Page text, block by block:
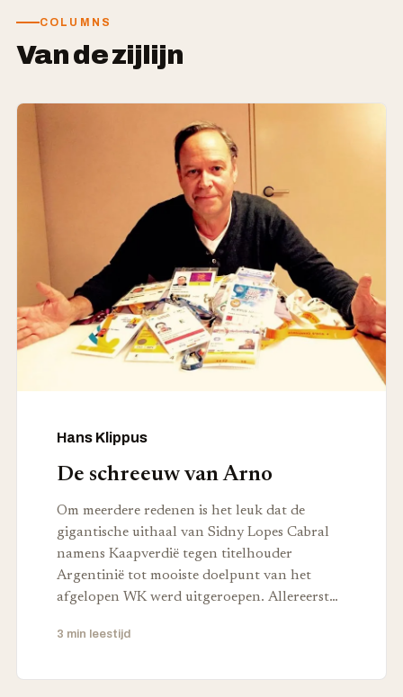
COLUMNS
Van de zijlijn
Hans Klippus
De schreeuw van Arno
Om meerdere redenen is het leuk dat de
gigantische uithaal van Sidny Lopes Cabral
namens Kaapverdië tegen titelhouder
Argentinië tot mooiste doelpunt van het
afgelopen WK werd uitgeroepen. Allereerst…
3 min leestijd